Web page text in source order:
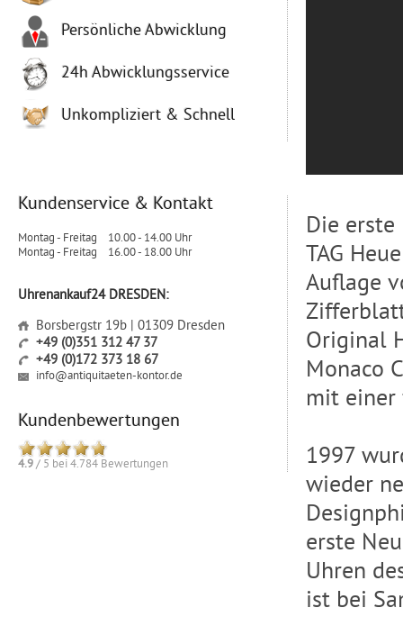
Persönliche Abwicklung
24h Abwicklungsservice
Unkompliziert & Schnell
Kundenservice & Kontakt
Montag - Freitag
10.00 - 14.00 Uhr
Montag - Freitag
16.00 - 18.00 Uhr
Uhrenankauf24 DRESDEN:
Borsbergstr 19b | 01309 Dresden
+49 (0)351 312 47 37
+49 (0)172 373 18 67
info@antiquitaeten-kontor.de
Kundenbewertungen
4.9/ 5 bei4.784 Bewertungen
Die erste
TAG
Auflage
Original
Monaco
mit einer
1997
wieder
erste
Uhren
ist bei